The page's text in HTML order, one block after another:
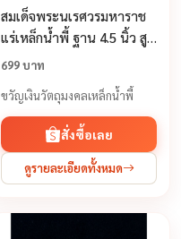
สมเด็จพระนเรศวรมหาราช
แร่เหล็กน้ำพี้ ฐาน 4.5 นิ้ว สูง
10 นิ้ว
699 บาท
ขวัญเงินวัตถุมงคลเหล็กน้ำพี้
สั่งซื้อเลย
ดูรายละเอียดทั้งหมด